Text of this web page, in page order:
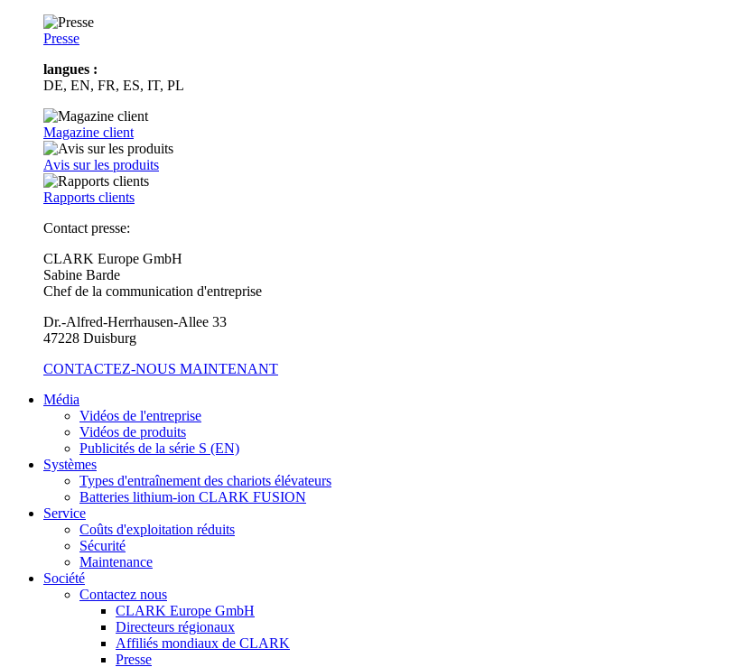
Presse
langues :
DE, EN, FR, ES, IT, PL
Magazine client
Avis sur les produits
Rapports clients
Contact presse:
CLARK Europe GmbH
Sabine Barde
Chef de la communication d'entreprise
Dr.-Alfred-Herrhausen-Allee 33
47228 Duisburg
CONTACTEZ-NOUS MAINTENANT
Média
Vidéos de l'entreprise
Vidéos de produits
Publicités de la série S (EN)
Systèmes
Types d'entraînement des chariots élévateurs
Batteries lithium-ion CLARK FUSION
Service
Coûts d'exploitation réduits
Sécurité
Maintenance
Société
Contactez nous
CLARK Europe GmbH
Directeurs régionaux
Affiliés mondiaux de CLARK
Presse